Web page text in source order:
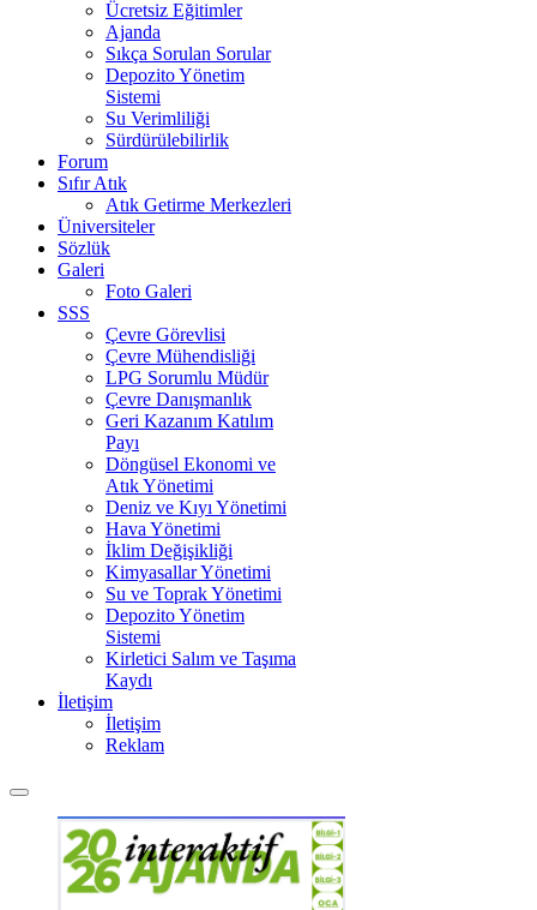
Ücretsiz Eğitimler
Ajanda
Sıkça Sorulan Sorular
Depozito Yönetim
Sistemi
Su Verimliliği
Sürdürülebilirlik
Forum
Sıfır Atık
Atık Getirme Merkezleri
Üniversiteler
Sözlük
Galeri
Foto Galeri
SSS
Çevre Görevlisi
Çevre Mühendisliği
LPG Sorumlu Müdür
Çevre Danışmanlık
Geri Kazanım Katılım
Payı
Döngüsel Ekonomi ve
Atık Yönetimi
Deniz ve Kıyı Yönetimi
Hava Yönetimi
İklim Değişikliği
Kimyasallar Yönetimi
Su ve Toprak Yönetimi
Depozito Yönetim
Sistemi
Kirletici Salım ve Taşıma
Kaydı
İletişim
İletişim
Reklam